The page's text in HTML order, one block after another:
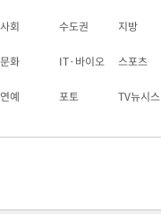
사회 수도권 지방
문화 IT·바이오 스포츠
연예 포토 TV뉴시스